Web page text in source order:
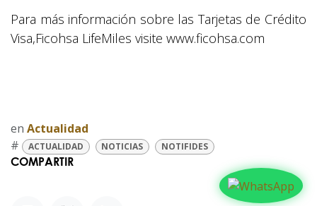
Para más información sobre las Tarjetas de Crédito
Visa,Ficohsa LifeMiles visite www.ficohsa.com
en Actualidad
#
ACTUALIDAD NOTICIAS NOTIFIDES
COMPARTIR